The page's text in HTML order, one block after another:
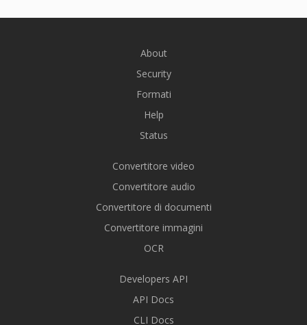
About
Security
Formati
Help
Status
Convertitore video
Convertitore audio
Convertitore di documenti
Convertitore immagini
OCR
Developers API
API Docs
CLI Docs